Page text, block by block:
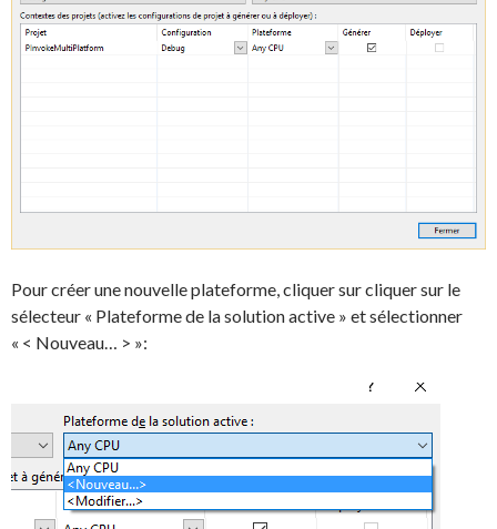
Pour créer une nouvelle plateforme, cliquer sur cliquer sur le
sélecteur « Plateforme de la solution active » et sélectionner
« < Nouveau… > »: